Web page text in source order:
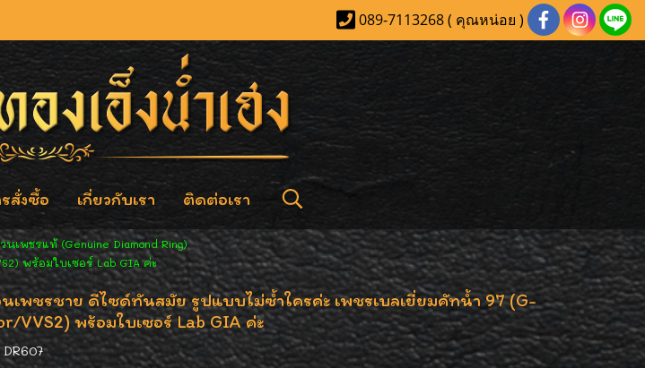
089-7113268 ( คุณหน่อย )
สั่งซื้อ เกี่ยวกับเรา ติดต่อเรา
นเพชรแท้ (Genuine Diamond Ring)
พร้อมใบเซอร์ Lab GIA ค่ะ
เพชรชาย ดีไซด์ทันสมัย รูปแบบไม่ซ้ำใครค่ะ เพชรเบลเยี่ยมคัทน้ำ 97 (G-
VVS2) พร้อมใบเซอร์ Lab GIA ค่ะ
DR607